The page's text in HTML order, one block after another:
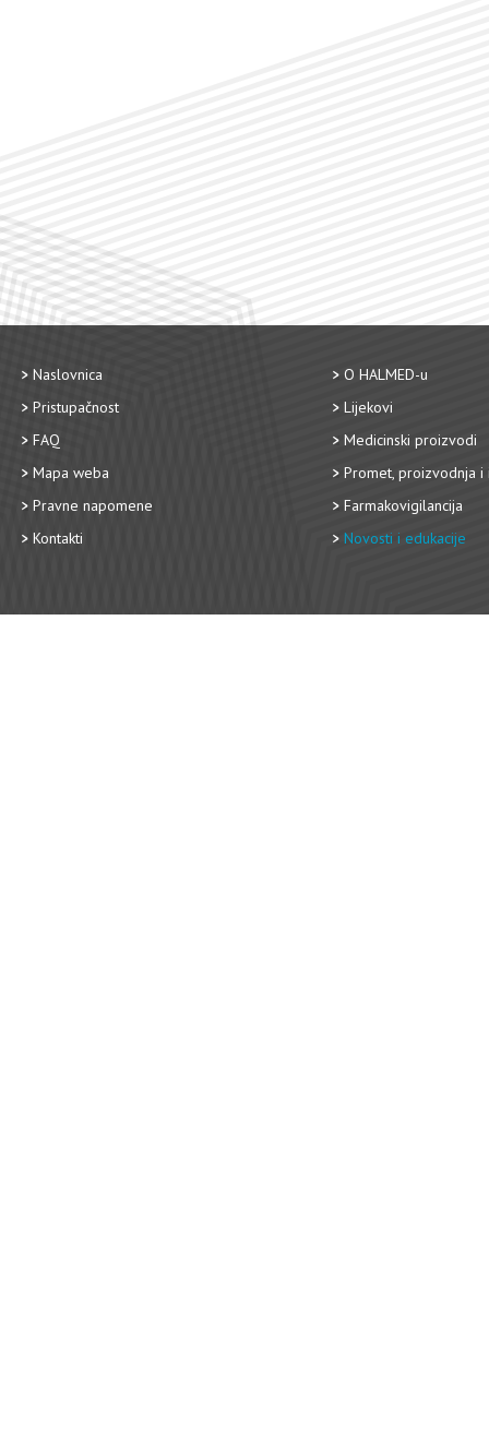
Naslovnica
Pristupačnost
FAQ
Mapa weba
Pravne napomene
Kontakti
O HALMED-u
Lijekovi
Medicinski proizvodi
Promet, proizvodnja i
Farmakovigilancija
Novosti i edukacije